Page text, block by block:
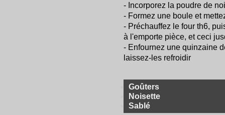
- Incorporez la poudre de
- Formez une boule et
- Préchauffez le four th6,
à l'emporte pièce, et ceci
- Enfournez une quinzaine
laissez-les refroidir
Goûters
Noisette
Sablé